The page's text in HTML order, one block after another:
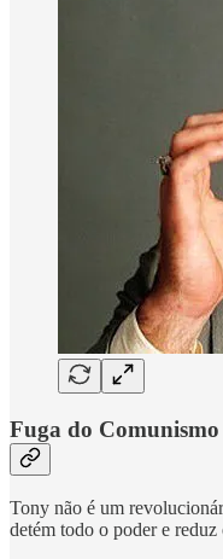
Fuga do Comunismo
Tony não é um
detém todo o poder e